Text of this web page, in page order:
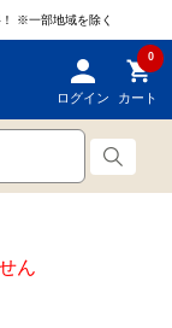
※一部地域を除く
ログイン
0
カート
ん